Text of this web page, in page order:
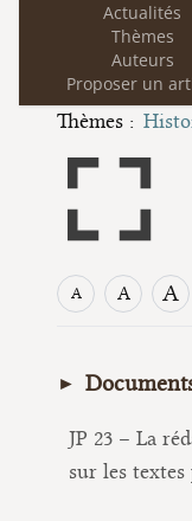
Actualités
Thèmes
Auteurs
Proposer un
Quelques
La
Thèmes :
A A A
JP 23 – La
sur les textes